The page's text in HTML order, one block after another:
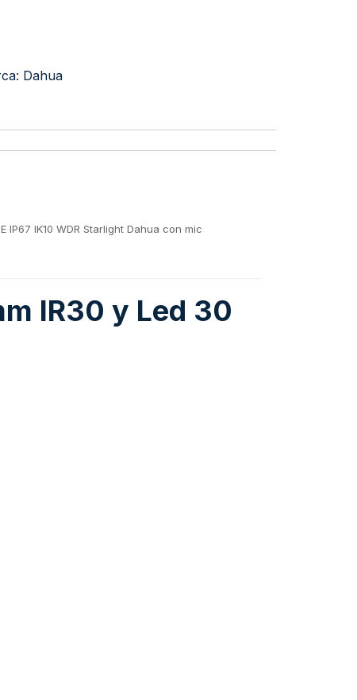
Dahua
IP67 IK10 WDR Starlight Dahua con mic
IR30 y Led 30